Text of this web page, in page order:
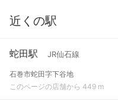
近くの駅
蛇田駅 JR仙石線
石巻市蛇田字下谷地
このページの店舗から 449 m